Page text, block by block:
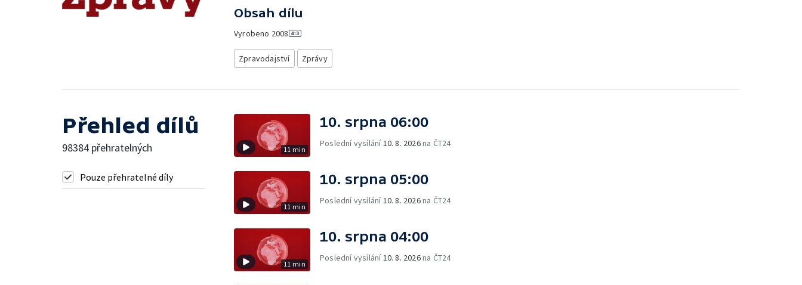
Obsah dílu
Vyrobeno 2008
Zpravodajství Zprávy
Přehled dílů
98384 přehratelných
Pouze přehratelné díly
11 min
10. srpna 06:00
Poslední vysílání10. 8. 2026na ČT24
11 min
10. srpna 05:00
Poslední vysílání10. 8. 2026na ČT24
11 min
10. srpna 04:00
Poslední vysílání10. 8. 2026na ČT24